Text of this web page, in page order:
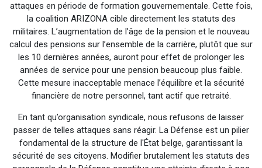
attaques en période de formation gouvernementale. Cette fois,
la coalition ARIZONA cible directement les statuts des
militaires. L’augmentation de l’âge de la pension et le nouveau
calcul des pensions sur l’ensemble de la carrière, plutôt que sur
les 10 dernières années, auront pour effet de prolonger les
années de service pour une pension beaucoup plus faible.
Cette mesure inacceptable menace l’équilibre et la sécurité
financière de notre personnel, tant actif que retraité.
En tant qu’organisation syndicale, nous refusons de laisser
passer de telles attaques sans réagir. La Défense est un pilier
fondamental de la structure de l'État belge, garantissant la
sécurité de ses citoyens. Modifier brutalement les statuts des